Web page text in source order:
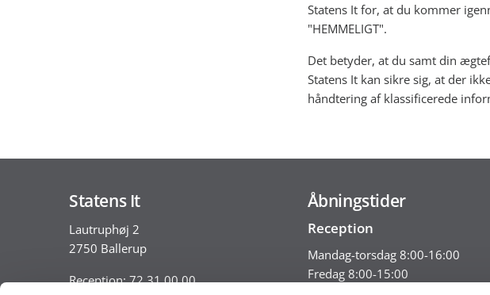
Statens It for, at du kommer
"HEMMELIGT".
Det betyder, at du samt din
Statens It kan sikre sig, at der
håndtering af klassificerede
Statens It
Lautruphøj 2
2750 Ballerup
Reception: 72 31 00 00
Åbningstider
Reception
Mandag-torsdag 8:00-16:00
Fredag 8:00-15:00